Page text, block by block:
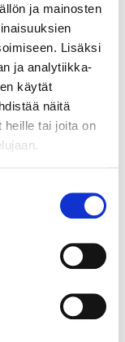
ja mainosten
Lisäksi
ja analytiikka-
käytät
näitä
heille tai joita on